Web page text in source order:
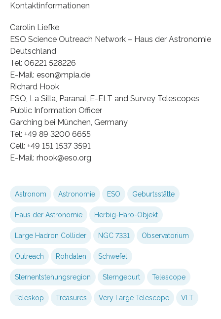
Kontaktinformationen
Carolin Liefke
ESO Science Outreach Network – Haus der Astronomie
Deutschland
Tel: 06221 528226
E-Mail: eson@mpia.de
Richard Hook
ESO, La Silla, Paranal, E-ELT and Survey Telescopes
Public Information Officer
Garching bei München, Germany
Tel: +49 89 3200 6655
Cell: +49 151 1537 3591
E-Mail: rhook@eso.org
Astronom Astronomie ESO Geburtsstätte
Haus der Astronomie Herbig-Haro-Objekt
Large Hadron Collider NGC 7331 Observatorium
Outreach Rohdaten Schwefel
Sternentstehungsregion Sterngeburt Telescope
Teleskop Treasures Very Large Telescope VLT